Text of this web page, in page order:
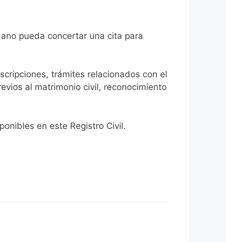
pueda concertar una cita para
trámites relacionados con el
al matrimonio civil, reconocimiento
en este Registro Civil.​